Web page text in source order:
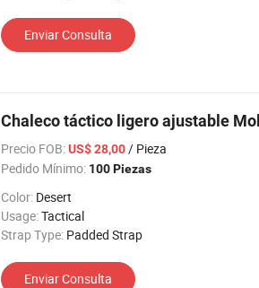
Enviar Consulta
Chaleco táctico ligero ajustable
Precio FOB:US$ 28,00/ Pieza
Pedido Mínimo: 100 Piezas
Color: Desert
Usage:Tactical
Strap Type: Padded Strap
Enviar Consulta